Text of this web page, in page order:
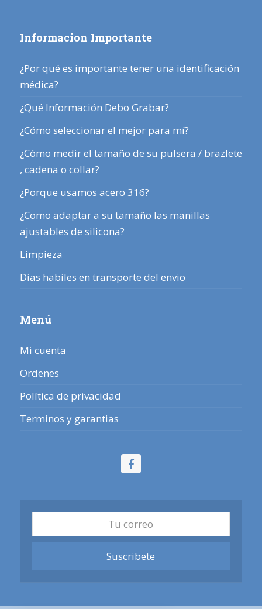
Informacion Importante
¿Por qué es importante tener una identificación
médica?
¿Qué Información Debo Grabar?
¿Cómo seleccionar el mejor para mí?
¿Cómo medir el tamaño de su pulsera / brazlete
, cadena o collar?
¿Porque usamos acero 316?
¿Como adaptar a su tamaño las manillas
ajustables de silicona?
Limpieza
Dias habiles en transporte del envio
Menú
Mi cuenta
Ordenes
Política de privacidad
Terminos y garantias
Facebook
correo
Suscribete